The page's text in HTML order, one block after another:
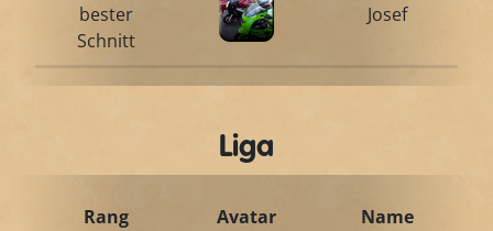
bester
Schnitt
Josef
Liga
Rang Avatar Name